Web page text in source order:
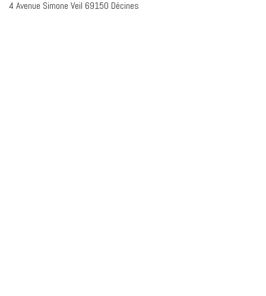
4 Avenue Simone Veil 69150 Décines